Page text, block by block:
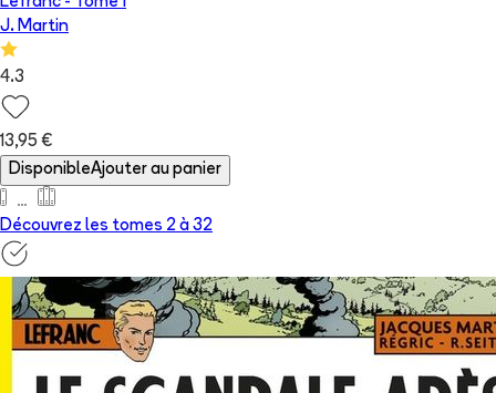
J. Martin
4.3
13,95 €
DisponibleAjouter au panier
Découvrez les tomes 2 à 32